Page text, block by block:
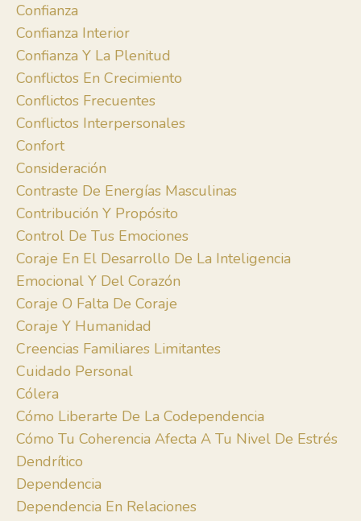
Confianza
Confianza Interior
Confianza Y La Plenitud
Conflictos En Crecimiento
Conflictos Frecuentes
Conflictos Interpersonales
Confort
Consideración
Contraste De Energías Masculinas
Contribución Y Propósito
Control De Tus Emociones
Coraje En El Desarrollo De La Inteligencia
Emocional Y Del Corazón
Coraje O Falta De Coraje
Coraje Y Humanidad
Creencias Familiares Limitantes
Cuidado Personal
Cólera
Cómo Liberarte De La Codependencia
Cómo Tu Coherencia Afecta A Tu Nivel De Estrés
Dendrítico
Dependencia
Dependencia En Relaciones